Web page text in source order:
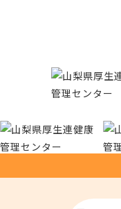
イベント
厚生連について